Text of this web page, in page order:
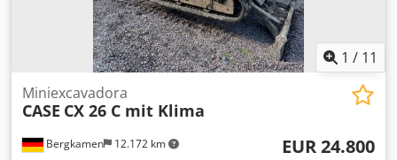
1 / 11
Bergkamen 12.172 km
Miniexcavadora
CASE CX 26 C mit Klima
EUR 24.800